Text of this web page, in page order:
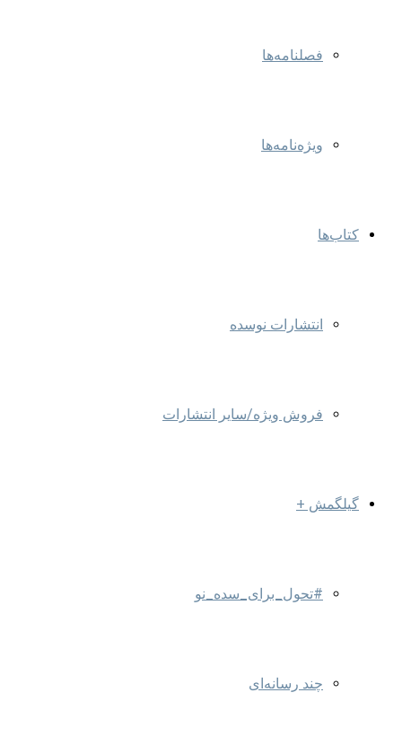
فصلنامه‌ها
ویژه‌نامه‌ها
کتاب‌ها
انتشارات نوسده
فروش ویژه/سایر انتشارات
گیلگمش +
#تحول_برای_سده_نو
چند رسانه‌ای